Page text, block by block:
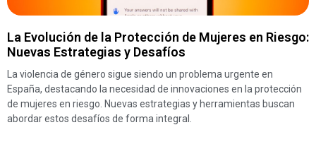
La Evolución de la Protección de Mujeres en Riesgo:
Nuevas Estrategias y Desafíos
La violencia de género sigue siendo un problema urgente en
España, destacando la necesidad de innovaciones en la protección
de mujeres en riesgo. Nuevas estrategias y herramientas buscan
abordar estos desafíos de forma integral.